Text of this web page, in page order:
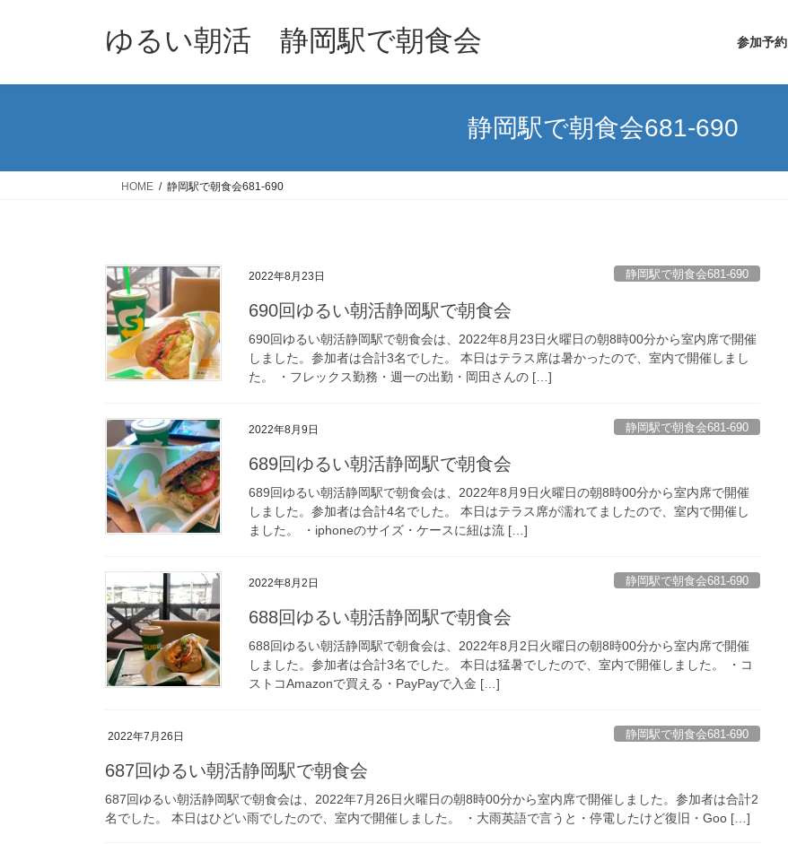
ゆるい朝活 静岡駅で朝食会 参加予約
静岡駅で朝食会681-690
HOME 静岡駅で朝食会681-690
2022年8月23日 静岡駅で朝食会681-690
690回ゆるい朝活静岡駅で朝食会
690回ゆるい朝活静岡駅で朝食会は、2022年8月23日火曜日の朝8時00分から室内席で開催
しました。参加者は合計3名でした。 本日はテラス席は暑かったので、室内で開催しまし
た。 ・フレックス勤務・週一の出勤・岡田さんの […]
2022年8月9日 静岡駅で朝食会681-690
689回ゆるい朝活静岡駅で朝食会
689回ゆるい朝活静岡駅で朝食会は、2022年8月9日火曜日の朝8時00分から室内席で開催
しました。参加者は合計4名でした。 本日はテラス席が濡れてましたので、室内で開催し
ました。 ・iphoneのサイズ・ケースに紐は流 […]
2022年8月2日 静岡駅で朝食会681-690
688回ゆるい朝活静岡駅で朝食会
688回ゆるい朝活静岡駅で朝食会は、2022年8月2日火曜日の朝8時00分から室内席で開催
しました。参加者は合計3名でした。 本日は猛暑でしたので、室内で開催しました。 ・コ
ストコAmazonで買える・PayPayで入金 […]
2022年7月26日 静岡駅で朝食会681-690
687回ゆるい朝活静岡駅で朝食会
687回ゆるい朝活静岡駅で朝食会は、2022年7月26日火曜日の朝8時00分から室内席で開催しました。参加者は合計2
名でした。 本日はひどい雨でしたので、室内で開催しました。 ・大雨英語で言うと・停電したけど復旧・Goo […]